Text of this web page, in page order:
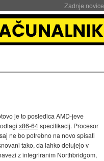
Zadnje novice
je to posledica AMD-jeve
x86-64specifikacij. Procesor
ne bo potrebno na novo spisati
tako, da lahko delujejo v
z integriranim Northbridgom,